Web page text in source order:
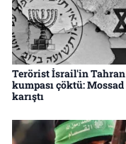
Terörist İsrail'in Tahran
kumpası çöktü: Mossad
karıştı